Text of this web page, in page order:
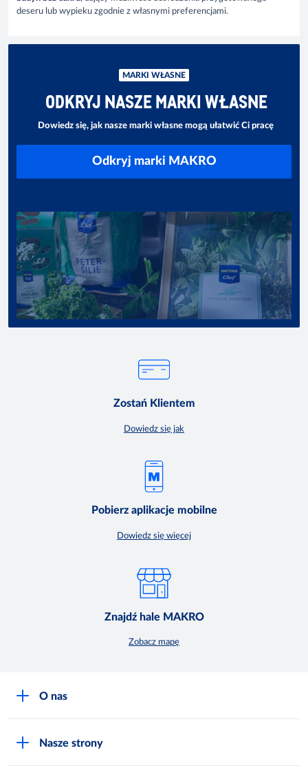
deseru lub wypieku zgodnie z własnymi preferencjami.
MARKI WŁASNE
ODKRYJ NASZE MARKI WŁASNE
Dowiedz się, jak nasze marki własne mogą ułatwić Ci pracę
Odkryj marki MAKRO
Zostań Klientem
Dowiedz się jak
Pobierz aplikacje mobilne
Dowiedz się więcej
Znajdź hale MAKRO
Zobacz mapę
O nas
Nasze strony